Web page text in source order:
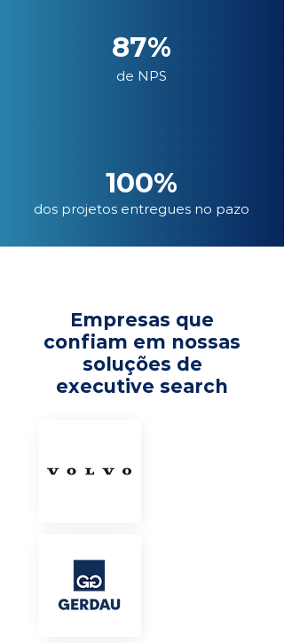
87%
de NPS
100%
dos projetos entregues no pazo
Empresas que
confiam em nossas
soluções de
executive search